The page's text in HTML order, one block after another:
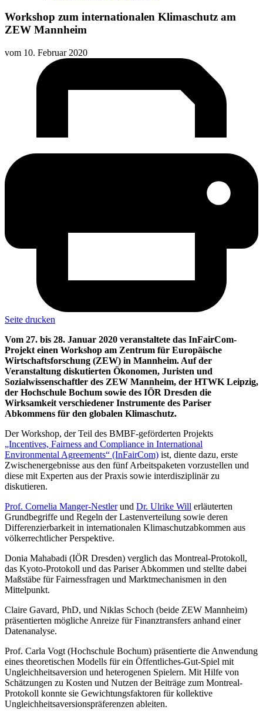
Workshop zum internationalen Klimaschutz am
ZEW Mannheim
vom 10. Februar 2020
Seite drucken
Vom 27. bis 28. Januar 2020 veranstaltete das InFairCom-
Projekt einen Workshop am Zentrum für Europäische
Wirtschaftsforschung (ZEW) in Mannheim. Auf der
Veranstaltung diskutierten Ökonomen, Juristen und
Sozialwissenschaftler des ZEW Mannheim, der HTWK Leipzig,
der Hochschule Bochum sowie des IÖR Dresden die
Wirksamkeit verschiedener Instrumente des Pariser
Abkommens für den globalen Klimaschutz.
Der Workshop, der Teil des BMBF-geförderten Projekts
„Incentives, Fairness and Compliance in International
Environmental Agreements“ (InFairCom) ist, diente dazu, erste
Zwischenergebnisse aus den fünf Arbeitspaketen vorzustellen und
diese mit Experten aus der Praxis sowie interdisziplinär zu
diskutieren.
Prof. Cornelia Manger-Nestlerund Dr. Ulrike Will erläuterten
Grundbegriffe und Regeln der Lastenverteilung sowie deren
Differenzierbarkeit in internationalen Klimaschutzabkommen aus
völkerrechtlicher Perspektive.
Donia Mahabadi (IÖR Dresden) verglich das Montreal-Protokoll,
das Kyoto-Protokoll und das Pariser Abkommen und stellte dabei
Maßstäbe für Fairnessfragen und Marktmechanismen in den
Mittelpunkt.
Claire Gavard, PhD, und Niklas Schoch (beide ZEW Mannheim)
präsentierten mögliche Anreize für Finanztransfers anhand einer
Datenanalyse.
Prof. Carla Vogt (Hochschule Bochum) präsentierte die Anwendung
eines theoretischen Modells für ein Öffentliches-Gut-Spiel mit
Ungleichheitsaversion und heterogenen Spielern. Mit Hilfe von
Schätzungen zu Kosten und Nutzen der Beiträge zum Montreal-
Protokoll konnte sie Gewichtungsfaktoren für kollektive
Ungleichheitsaversionspräferenzen ableiten.